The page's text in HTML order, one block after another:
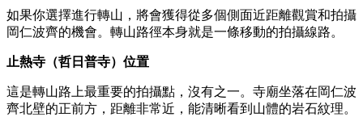
如果你選擇進行轉山，將會獲得從多個側面近距離觀賞和拍攝
岡仁波齊的機會。轉山路徑本身就是一條移動的拍攝線路。
止熱寺（哲日普寺）位置
這是轉山路上最重要的拍攝點，沒有之一。寺廟坐落在岡仁波
齊北壁的正前方，距離非常近，能清晰看到山體的岩石紋理。